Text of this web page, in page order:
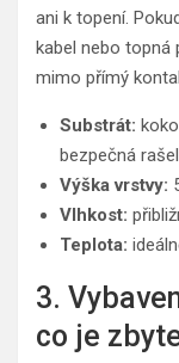
ani k topení.
kabel nebo topná
mimo přímý
Substrát:
bezpečná
Výška vrstvy:
Vlhkost:
Teplota:
3.
co je